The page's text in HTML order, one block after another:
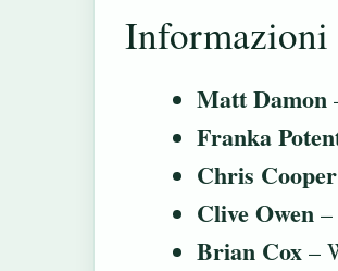
Informazioni
Matt Damon
Franka
Chris Cooper
Clive Owen
Brian Cox –